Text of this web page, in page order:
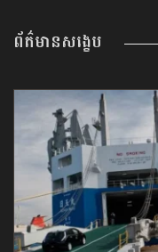
ព័ត៌មានសង្ខេប